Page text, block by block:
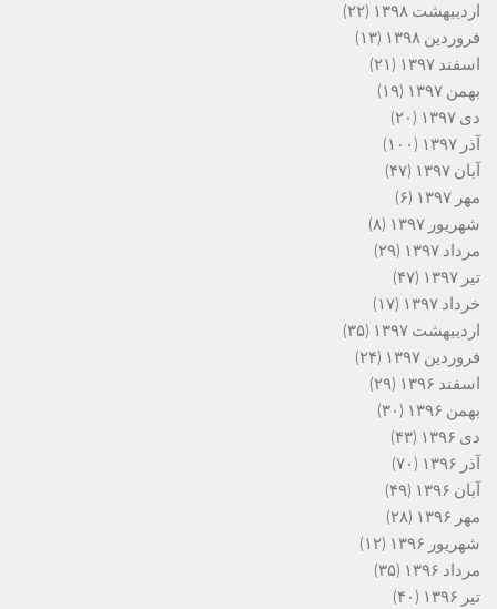
اردیبهشت ۱۳۹۸
(۲۲)
فروردین ۱۳۹۸
(۱۳)
اسفند ۱۳۹۷
(۲۱)
بهمن ۱۳۹۷
(۱۹)
دی ۱۳۹۷
(۲۰)
آذر ۱۳۹۷
(۱۰۰)
آبان ۱۳۹۷
(۴۷)
مهر ۱۳۹۷
(۶)
شهریور ۱۳۹۷
(۸)
مرداد ۱۳۹۷
(۲۹)
تیر ۱۳۹۷
(۴۷)
خرداد ۱۳۹۷
(۱۷)
اردیبهشت ۱۳۹۷
(۳۵)
فروردین ۱۳۹۷
(۲۴)
اسفند ۱۳۹۶
(۲۹)
بهمن ۱۳۹۶
(۳۰)
دی ۱۳۹۶
(۴۳)
آذر ۱۳۹۶
(۷۰)
آبان ۱۳۹۶
(۴۹)
مهر ۱۳۹۶
(۲۸)
شهریور ۱۳۹۶
(۱۲)
مرداد ۱۳۹۶
(۳۵)
تیر ۱۳۹۶
(۴۰)